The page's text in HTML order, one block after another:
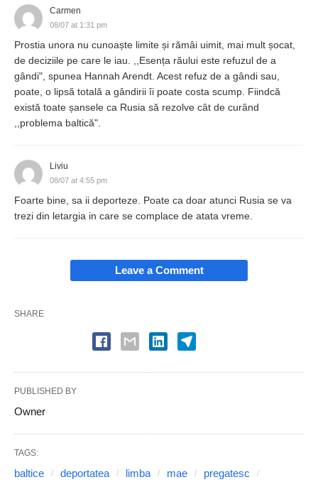
Carmen
08/07 at 1:31 pm
Prostia unora nu cunoaște limite și rămâi uimit, mai mult șocat,
de deciziile pe care le iau. ,,Esența răului este refuzul de a
gândi", spunea Hannah Arendt. Acest refuz de a gândi sau,
poate, o lipsă totală a gândirii îi poate costa scump. Fiindcă
există toate șansele ca Rusia să rezolve cât de curând
,,problema baltică".
Liviu
08/07 at 4:55 pm
Foarte bine, sa ii deporteze. Poate ca doar atunci Rusia se va
trezi din letargia in care se complace de atata vreme.
Leave a Comment
SHARE
PUBLISHED BY
Owner
TAGS:
baltice deportatea limba mae
pregatesc